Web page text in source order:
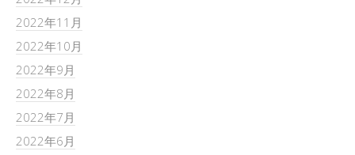
2022年11月
2022年10月
2022年9月
2022年8月
2022年7月
2022年6月